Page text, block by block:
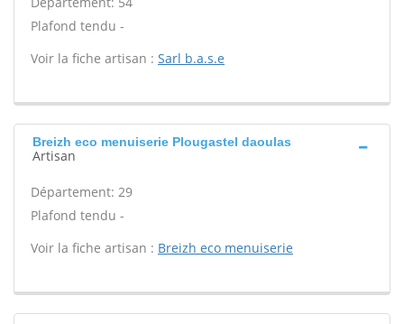
Plafond tendu -
Voir la fiche artisan : Sarl b.a.s.e
Breizh eco menuiserie Plougastel daoulas
Artisan
Département: 29
Plafond tendu -
Voir la fiche artisan : Breizh eco menuiserie